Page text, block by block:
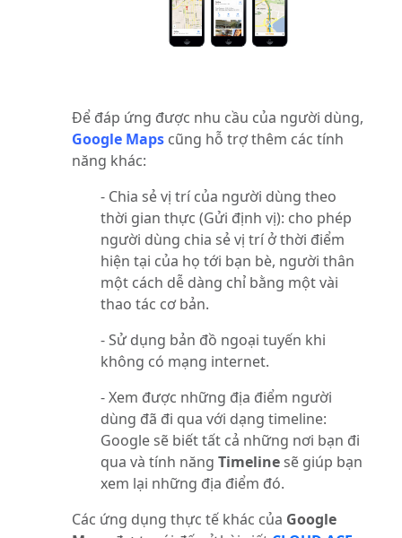
Để đáp ứng được nhu cầu của người dùng,
Google Maps cũng hỗ trợ thêm các tính
năng khác:
- Chia sẻ vị trí của người dùng theo
thời gian thực (Gửi định vị): cho phép
người dùng chia sẻ vị trí ở thời điểm
hiện tại của họ tới bạn bè, người thân
một cách dễ dàng chỉ bằng một vài
thao tác cơ bản.
- Sử dụng bản đồ ngoại tuyến khi
không có mạng internet.
- Xem được những địa điểm người
dùng đã đi qua với dạng timeline:
Google sẽ biết tất cả những nơi bạn đi
qua và tính năngTimelinesẽ giúp bạn
xem lại những địa điểm đó.
Các ứng dụng thực tế khác của Google